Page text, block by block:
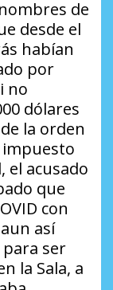
de
desde el
habían
por
no
dólares
la orden
el acusado
que
con
así
ser
la Sala, a